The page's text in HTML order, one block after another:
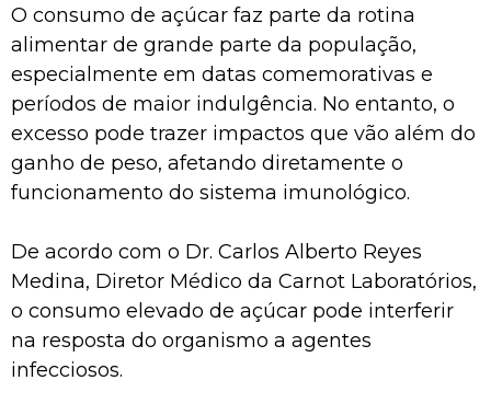
O consumo de açúcar faz parte da rotina
alimentar de grande parte da população,
especialmente em datas comemorativas e
períodos de maior indulgência. No entanto, o
excesso pode trazer impactos que vão além do
ganho de peso, afetando diretamente o
funcionamento do sistema imunológico.
De acordo com o Dr. Carlos Alberto Reyes
Medina, Diretor Médico da Carnot Laboratórios,
o consumo elevado de açúcar pode interferir
na resposta do organismo a agentes
infecciosos.